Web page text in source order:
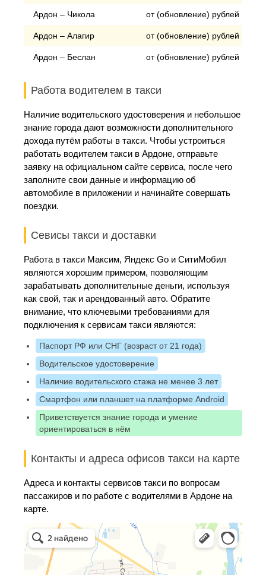
Ардон – Чикола от (обновление) рублей
Ардон – Алагир от (обновление) рублей
Ардон – Беслан от (обновление) рублей
Работа водителем в такси
Наличие водительского удостоверения и небольшое
знание города дают возможности дополнительного
дохода путём работы в такси. Чтобы устроиться
работать водителем такси в Ардоне, отправьте
заявку на официальном сайте сервиса, после чего
заполните свои данные и информацию об
автомобиле в приложении и начинайте совершать
поездки.
Севисы такси и доставки
Работа в такси Максим, Яндекс Go и СитиМобил
являются хорошим примером, позволяющим
зарабатывать дополнительные деньги, используя
как свой, так и арендованный авто. Обратите
внимание, что ключевыми требованиями для
подключения к сервисам такси являются:
Паспорт РФ или СНГ (возраст от 21 года)
Водительское удостоверение
Наличие водительского стажа не менее 3 лет
Смартфон или планшет на платформе Android
Приветствуется знание города и умение
ориентироваться в нём
Контакты и адреса офисов такси на карте
Адреса и контакты сервисов такси по вопросам
пассажиров и по работе с водителями в Ардоне на
карте.